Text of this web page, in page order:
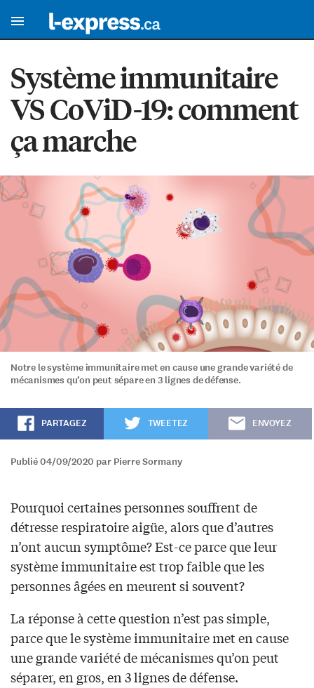
Système immunitaire
VS CoViD-19: comment
ça marche
Notre le système immunitaire met en cause une grande variété de
mécanismes qu’on peut sépare en 3 lignes de défense.
PARTAGEZ TWEETEZ ENVOYEZ
Publié 04/09/2020 par Pierre Sormany
Pourquoi certaines personnes souffrent de
détresse respiratoire aigüe, alors que d’autres
n’ont aucun symptôme? Est-ce parce que leur
système immunitaire est trop faible que les
personnes âgées en meurent si souvent?
La réponse à cette question n’est pas simple,
parce que le système immunitaire met en cause
une grande variété de mécanismes qu’on peut
séparer, en gros, en 3 lignes de défense.